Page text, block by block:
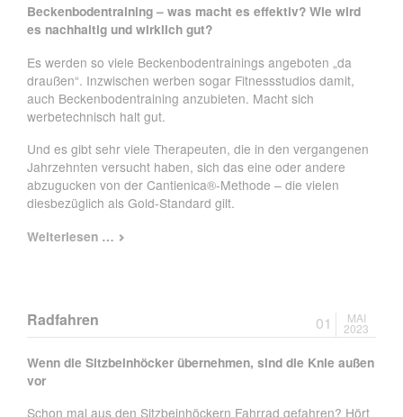
Beckenbodentraining – was macht es effektiv? Wie wird
es nachhaltig und wirklich gut?
Es werden so viele Beckenbodentrainings angeboten „da
draußen“. Inzwischen werben sogar Fitnessstudios damit,
auch Beckenbodentraining anzubieten. Macht sich
werbetechnisch halt gut.
Und es gibt sehr viele Therapeuten, die in den vergangenen
Jahrzehnten versucht haben, sich das eine oder andere
abzugucken von der Cantienica®-Methode – die vielen
diesbezüglich als Gold-Standard gilt.
Weiterlesen … Beckenbodentraining
Radfahren 01 MAI
2023
Wenn die Sitzbeinhöcker übernehmen, sind die Knie außen
vor
Schon mal aus den Sitzbeinhöckern Fahrrad gefahren? Hört